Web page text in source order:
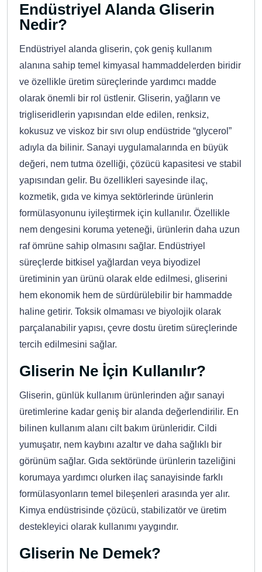
Endüstriyel Alanda Gliserin
Nedir?
Endüstriyel alanda gliserin, çok geniş kullanım
alanına sahip temel kimyasal hammaddelerden biridir
ve özellikle üretim süreçlerinde yardımcı madde
olarak önemli bir rol üstlenir. Gliserin, yağların ve
trigliseridlerin yapısından elde edilen, renksiz,
kokusuz ve viskoz bir sıvı olup endüstride “glycerol”
adıyla da bilinir. Sanayi uygulamalarında en büyük
değeri, nem tutma özelliği, çözücü kapasitesi ve stabil
yapısından gelir. Bu özellikleri sayesinde ilaç,
kozmetik, gıda ve kimya sektörlerinde ürünlerin
formülasyonunu iyileştirmek için kullanılır. Özellikle
nem dengesini koruma yeteneği, ürünlerin daha uzun
raf ömrüne sahip olmasını sağlar. Endüstriyel
süreçlerde bitkisel yağlardan veya biyodizel
üretiminin yan ürünü olarak elde edilmesi, gliserini
hem ekonomik hem de sürdürülebilir bir hammadde
haline getirir. Toksik olmaması ve biyolojik olarak
parçalanabilir yapısı, çevre dostu üretim süreçlerinde
tercih edilmesini sağlar.
Gliserin Ne İçin Kullanılır?
Gliserin, günlük kullanım ürünlerinden ağır sanayi
üretimlerine kadar geniş bir alanda değerlendirilir. En
bilinen kullanım alanı cilt bakım ürünleridir. Cildi
yumuşatır, nem kaybını azaltır ve daha sağlıklı bir
görünüm sağlar. Gıda sektöründe ürünlerin tazeliğini
korumaya yardımcı olurken ilaç sanayisinde farklı
formülasyonların temel bileşenleri arasında yer alır.
Kimya endüstrisinde çözücü, stabilizatör ve üretim
destekleyici olarak kullanımı yaygındır.
Gliserin Ne Demek?